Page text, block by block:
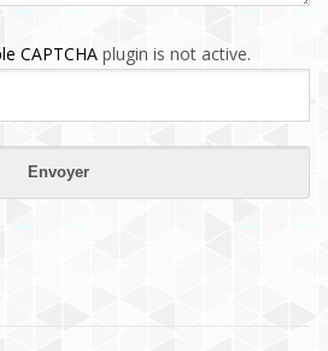
CAPTCHA plugin is not active.